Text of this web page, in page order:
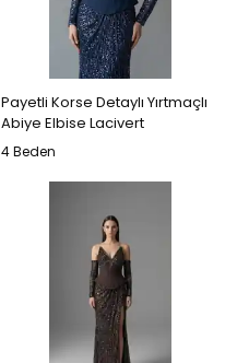
Payetli Korse Detaylı Yırtmaçlı
Abiye Elbise Lacivert
4 Beden